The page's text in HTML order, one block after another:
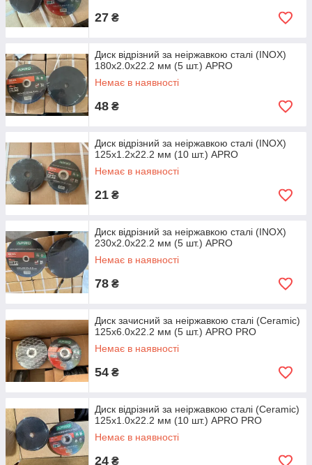
27 ₴
Диск відрізний за неіржавкою сталі (INOX)
180х2.0х22.2 мм (5 шт.) APRO
Немає в наявності
48 ₴
Диск відрізний за неіржавкою сталі (INOX)
125х1.2х22.2 мм (10 шт.) APRO
Немає в наявності
21 ₴
Диск відрізний за неіржавкою сталі (INOX)
230х2.0х22.2 мм (5 шт.) APRO
Немає в наявності
78 ₴
Диск зачисний за неіржавкою сталі (Ceramic)
125х6.0х22.2 мм (5 шт.) APRO PRO
Немає в наявності
54 ₴
Диск відрізний за неіржавкою сталі (Ceramic)
125х1.0х22.2 мм (10 шт.) APRO PRO
Немає в наявності
24 ₴